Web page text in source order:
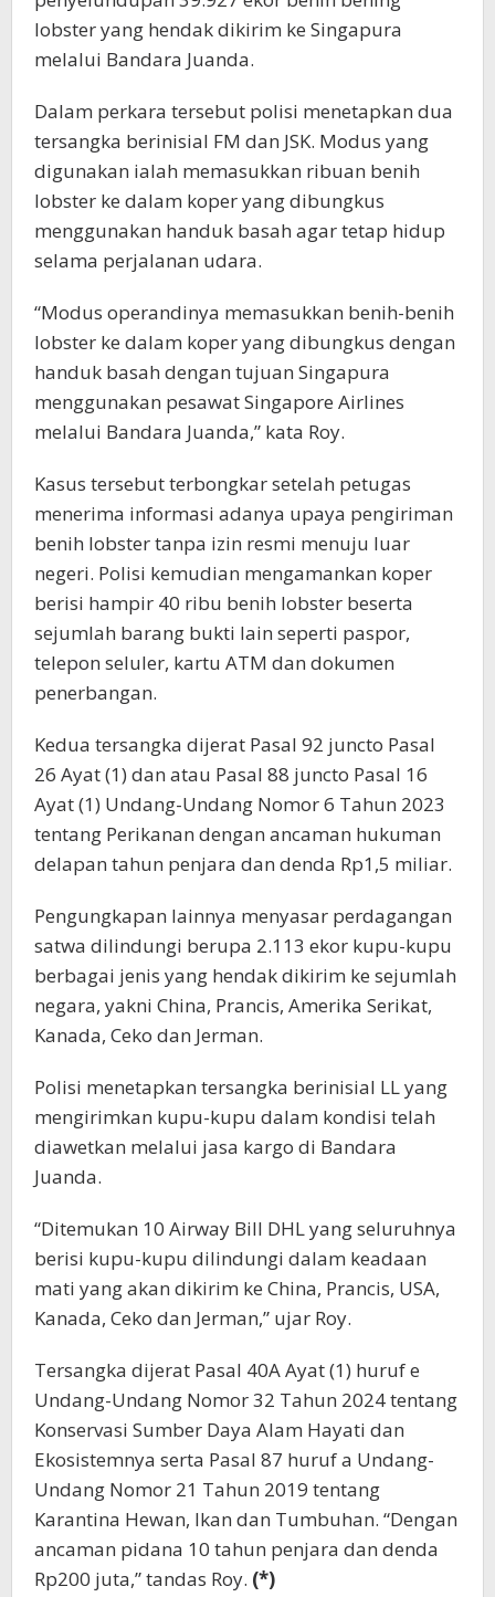
lobster yang hendak dikirim ke Singapura
melalui Bandara Juanda.
Dalam perkara tersebut polisi menetapkan dua
tersangka berinisial FM dan JSK. Modus yang
digunakan ialah memasukkan ribuan benih
lobster ke dalam koper yang dibungkus
menggunakan handuk basah agar tetap hidup
selama perjalanan udara.
“Modus operandinya memasukkan benih-benih
lobster ke dalam koper yang dibungkus dengan
handuk basah dengan tujuan Singapura
menggunakan pesawat Singapore Airlines
melalui Bandara Juanda,” kata Roy.
Kasus tersebut terbongkar setelah petugas
menerima informasi adanya upaya pengiriman
benih lobster tanpa izin resmi menuju luar
negeri. Polisi kemudian mengamankan koper
berisi hampir 40 ribu benih lobster beserta
sejumlah barang bukti lain seperti paspor,
telepon seluler, kartu ATM dan dokumen
penerbangan.
Kedua tersangka dijerat Pasal 92 juncto Pasal
26 Ayat (1) dan atau Pasal 88 juncto Pasal 16
Ayat (1) Undang-Undang Nomor 6 Tahun 2023
tentang Perikanan dengan ancaman hukuman
delapan tahun penjara dan denda Rp1,5 miliar.
Pengungkapan lainnya menyasar perdagangan
satwa dilindungi berupa 2.113 ekor kupu-kupu
berbagai jenis yang hendak dikirim ke sejumlah
negara, yakni China, Prancis, Amerika Serikat,
Kanada, Ceko dan Jerman.
Polisi menetapkan tersangka berinisial LL yang
mengirimkan kupu-kupu dalam kondisi telah
diawetkan melalui jasa kargo di Bandara
Juanda.
“Ditemukan 10 Airway Bill DHL yang seluruhnya
berisi kupu-kupu dilindungi dalam keadaan
mati yang akan dikirim ke China, Prancis, USA,
Kanada, Ceko dan Jerman,” ujar Roy.
Tersangka dijerat Pasal 40A Ayat (1) huruf e
Undang-Undang Nomor 32 Tahun 2024 tentang
Konservasi Sumber Daya Alam Hayati dan
Ekosistemnya serta Pasal 87 huruf a Undang-
Undang Nomor 21 Tahun 2019 tentang
Karantina Hewan, Ikan dan Tumbuhan. “Dengan
ancaman pidana 10 tahun penjara dan denda
Rp200 juta,” tandas Roy. (*)